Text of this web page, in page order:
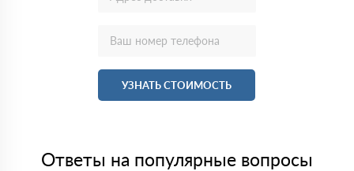
УЗНАТЬ СТОИМОСТЬ
Ответы на популярные вопросы